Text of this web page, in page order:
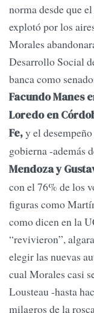
norma desde que
explotó por los
Morales
Desarrollo Social
banca como
Facundo Manes
Loredo en
Fe,y el
gobierna -además
Mendoza y
con el 76% de los
figuras como
como dicen en la
“revivieron”,
elegir las nuevas
cual Morales casi
Lousteau -hasta
milagros de la